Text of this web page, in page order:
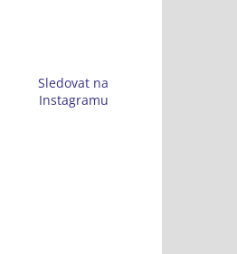
Sledovat na
Instagramu